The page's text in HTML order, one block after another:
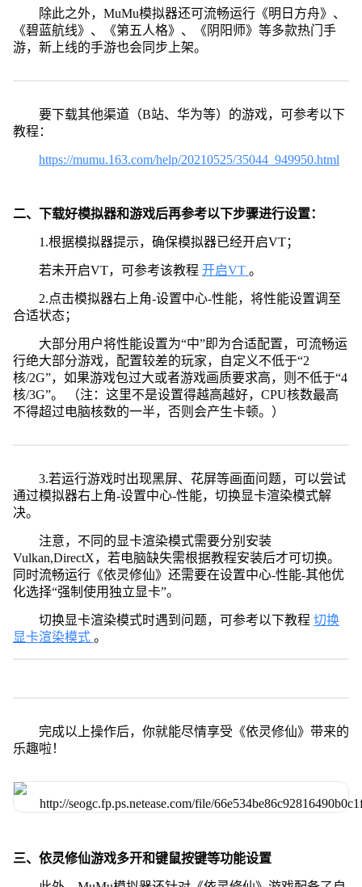
除此之外，MuMu模拟器还可流畅运行《明日方舟》、
《碧蓝航线》、《第五人格》、《阴阳师》等多款热门手
游，新上线的手游也会同步上架。
要下载其他渠道（B站、华为等）的游戏，可参考以下
教程：
https://mumu.163.com/help/20210525/35044_949950.html
二、下载好模拟器和游戏后再参考以下步骤进行设置：
1.根据模拟器提示，确保模拟器已经开启VT；
若未开启VT，可参考该教程 开启VT 。
2.点击模拟器右上角-设置中心-性能，将性能设置调至
合适状态；
大部分用户将性能设置为“中”即为合适配置，可流畅运
行绝大部分游戏，配置较差的玩家，自定义不低于“2
核/2G”，如果游戏包过大或者游戏画质要求高，则不低于“4
核/3G”。 （注：这里不是设置得越高越好，CPU核数最高
不得超过电脑核数的一半，否则会产生卡顿。）
3.若运行游戏时出现黑屏、花屏等画面问题，可以尝试
通过模拟器右上角-设置中心-性能，切换显卡渲染模式解
决。
注意，不同的显卡渲染模式需要分别安装
Vulkan,DirectX，若电脑缺失需根据教程安装后才可切换。
同时流畅运行《依灵修仙》还需要在设置中心-性能-其他优
化选择“强制使用独立显卡”。
切换显卡渲染模式时遇到问题，可参考以下教程 切换
显卡渲染模式 。
完成以上操作后，你就能尽情享受《依灵修仙》带来的
乐趣啦！
三、依灵修仙游戏多开和键鼠按键等功能设置